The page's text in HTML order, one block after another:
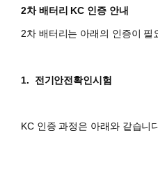
2차 배터리 KC 인증 안내
2차 배터리는 아래의 인증이 필
1. 전기안전확인시험
KC 인증 과정은 아래와 같습니